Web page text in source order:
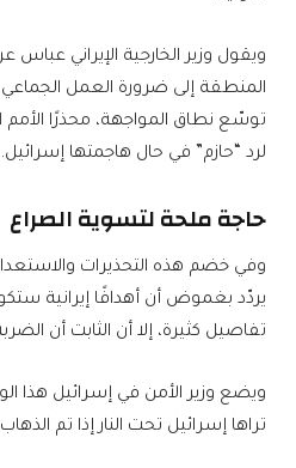
ويقول وزير الخارجية الإيراني عباس
المنطقة إلى ضرورة العمل
توسّع نطاق المواجهة، محذرًا الأمم
لرد “حازم” في حال هاجمتها إسرائيل.
حاجة ملحة لتسوية الصراع
وفي خضم هذه التحذيرات
يردّد بغموض أن أهدافًا إيرانية
تفاصيل كثيرة، إلا أن الثابت أن
ويضع وزير الأمن في إسرائيل هذا
تراها إسرائيل تحت النار إذا تم الذهاب